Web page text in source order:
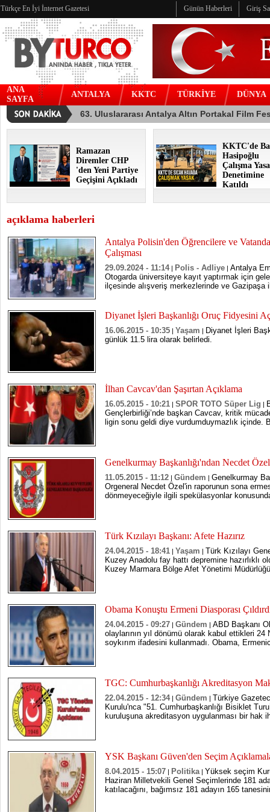
Türkçe En İyi İnternet Gazetesi Günün Haberleri Giriş
ANA
SAYFA
ANTALYA KKTC TÜRKİYE DÜNYA
Ramazan
Diremler CHP
'den Yeni Partiye
Geçişini Açıkladı
KKTC'de
Hasipoğlu
Çalışma
Denetimine
Katıldı
açıklama haberleri
Antalya Polisin'den Öğrencilere ve
Çalışması
29.09.2024 - 11:14| Polis - Adliye | Antalya
Otogarda üniversiteye kayıt yaptırmak için
ilçesinde alışveriş merkezlerinde ve Gazipaşa
Diyanet İşleri Başkanlığı Oruç Fidyesini
16.06.2015 - 10:35 | Yaşam | Diyanet İşleri
günlük 11.5 lira olarak belirledi.
İlhan Cavcav'dan Şaşırtan Açıklama
16.05.2015 - 10:21 | SPOR TOTO Süper Lig |
Gençlerbirliği’nde başkan Cavcav, kritik
ligin sonu geldi diye vurdumduymazlık içinde.
Genelkurmay Başkanlığı'ndan Necdet
11.05.2015 - 11:12 | Gündem | Genelkurmay
Orgeneral Necdet Özel'in raporunun sona
dönmeyeceğiyle ilgili spekülasyonlar
Türk Kızılayı Başkanı: Afete Hazırız
24.04.2015 - 18:41 | Yaşam | Türk Kızılayı
Kuzey Anadolu fay hattı depremine hazırlıklı
Kuzey Marmara Bölge Afet Yönetimi
Obama Konuştu Ermeni Diasporası
24.04.2015 - 09:27 | Gündem | ABD Başkanı
olaylarının yıl dönümü olarak kabul ettikleri 24
soykırım ifadesini kullanmadı. Obama,
TGC: Cumhurbaşkanlığı Akreditasyon
22.04.2015 - 12:34| Gündem | Türkiye
Kurulu'nca "51. Cumhurbaşkanlığı Bisiklet
kuruluşuna akreditasyon uygulanması bir hak
YSK Başkanı Güven'den Seçim
8.04.2015 - 15:07 | Politika | Yüksek seçim
Haziran Milletvekili Genel Seçimlerinde 181
katılacağını, bağımsız 181 adayın 165